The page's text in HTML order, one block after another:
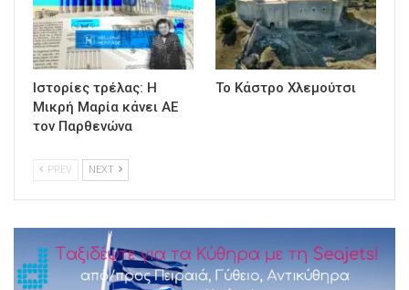
Ιστορίες τρέλας: Η
Μικρή Μαρία κάνει ΑΕ
τον Παρθενώνα
Το Κάστρο Χλεμούτσι
PREV NEXT